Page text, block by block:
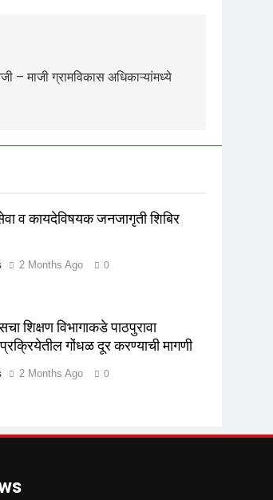
– माजी ग्रामविकास अधिकाऱ्यांमध्ये
व कायदेविषयक जनजागृती शिबिर
2 Months Ago 0
शिक्षण विभागाकडे पाठपुरावा
गोंधळ दूर करण्याची मागणी
2 Months Ago 0